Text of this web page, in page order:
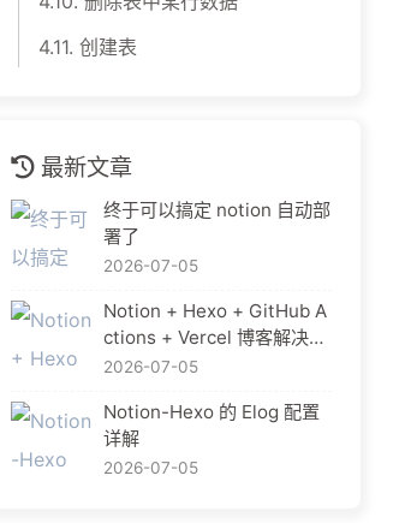
4.11. 创建表
最新文章
终于可以搞定 notion 自动部
署了
2026-07-05
Notion + Hexo + GitHub A
ctions + Vercel 博客解决方
案
2026-07-05
Notion-Hexo 的 Elog 配置
详解
2026-07-05